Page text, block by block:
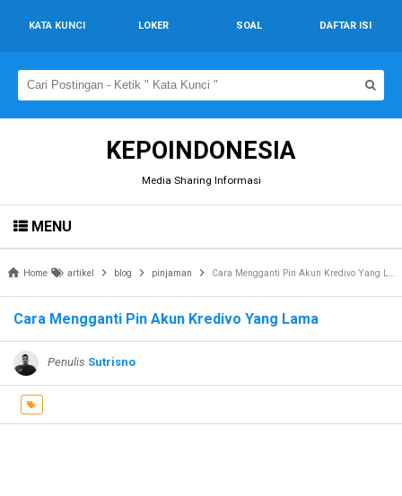
KATA KUNCI LOKER SOAL DAFTAR ISI
KEPOINDONESIA
Media Sharing Informasi
MENU
Home artikel blog pinjaman Cara Mengganti Pin Akun Kredivo Yang Lama
Cara Mengganti Pin Akun Kredivo Yang Lama
Penulis Sutrisno